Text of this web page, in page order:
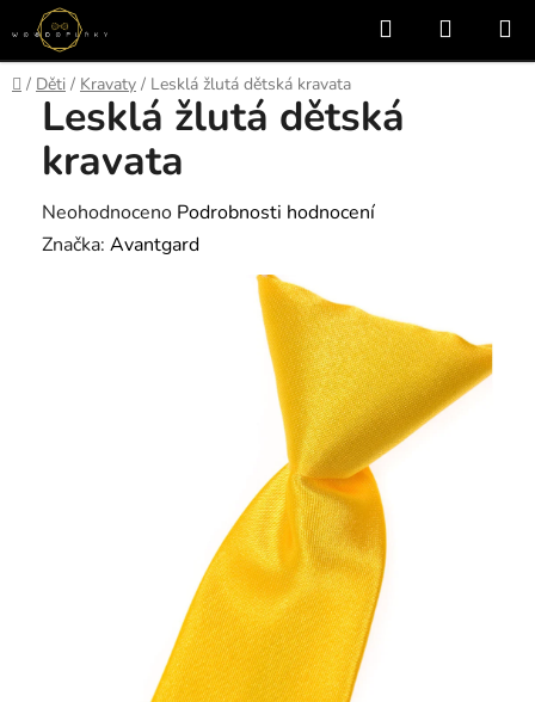
Přejít
na
obsah
Hledat
KOŠÍK
Domů
/ Děti / Kravaty / Lesklá žlutá dětská kravata
Lesklá žlutá dětská
kravata
Průměrné
hodnocení
Neohodnoceno Podrobnosti hodnocení
Značka: Avantgard